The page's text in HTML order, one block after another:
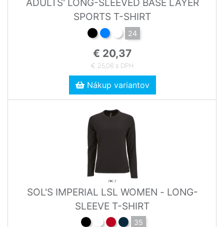
ADULTS' LONG-SLEEVED BASE LAYER
SPORTS T-SHIRT
24
€ 20,37
€ 25,06 s DPH
Nákup variantov
SOL'S IMPERIAL LSL WOMEN - LONG-
SLEEVE T-SHIRT
35